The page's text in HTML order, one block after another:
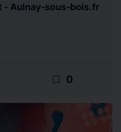
- Aulnay-sous-bois.fr
bookmark_border 0